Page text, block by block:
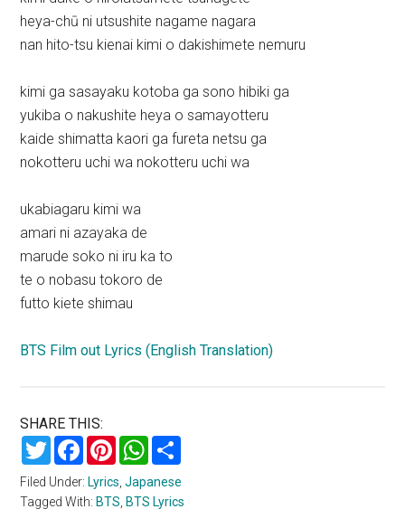
heya-chū ni utsushite nagame nagara
nan hito-tsu kienai kimi o dakishimete nemuru
kimi ga sasayaku kotoba ga sono hibiki ga
yukiba o nakushite heya o samayotteru
kaide shimatta kaori ga fureta netsu ga
nokotteru uchi wa nokotteru uchi wa
ukabiagaru kimi wa
amari ni azayaka de
marude soko ni iru ka to
te o nobasu tokoro de
futto kiete shimau
BTS Film out Lyrics (English Translation)
SHARE THIS:
TwitterFacebookPinterestWhatsApp
Filed Under: Lyrics ,Japanese
Tagged With: BTS BTS Lyrics